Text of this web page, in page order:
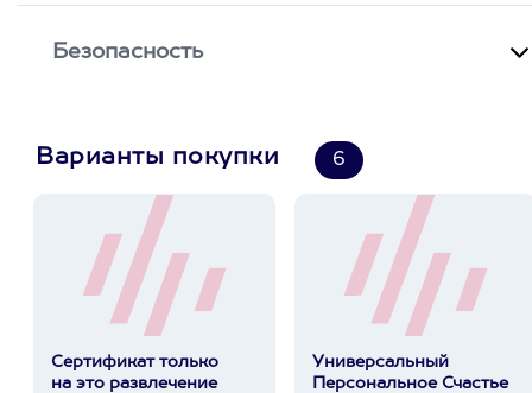
Безопасность
Варианты покупки 6
Сертификат только
на это развлечение
Универсальный
Персональное Счастье